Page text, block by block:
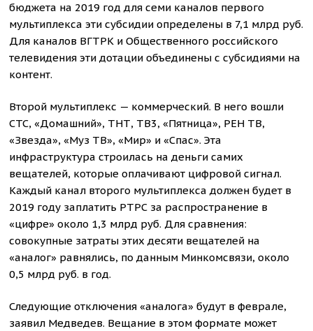
бюджета на 2019 год для семи каналов первого
мультиплекса эти субсидии определены в 7,1 млрд руб.
Для каналов ВГТРК и Общественного российского
телевидения эти дотации объединены с субсидиями на
контент.
Второй мультиплекс — коммерческий. В него вошли
СТС, «Домашний», ТНТ, ТВ3, «Пятница», РЕН ТВ,
«Звезда», «Муз ТВ», «Мир» и «Спас». Эта
инфраструктура строилась на деньги самих
вещателей, которые оплачивают цифровой сигнал.
Каждый канал второго мультиплекса должен будет в
2019 году заплатить РТРС за распространение в
«цифре» около 1,3 млрд руб. Для сравнения:
совокупные затраты этих десяти вещателей на
«аналог» равнялись, по данным Минкомсвязи, около
0,5 млрд руб. в год.​
Следующие отключения «аналога» будут в феврале,
заявил Медведев. Вещание в этом формате может